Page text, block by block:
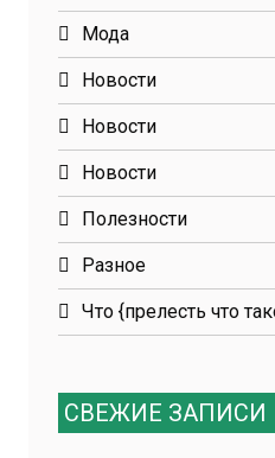
Мода
Новости
Новости
Новости
Полезности
Разное
Что {прелесть что
СВЕЖИЕ ЗАПИСИ